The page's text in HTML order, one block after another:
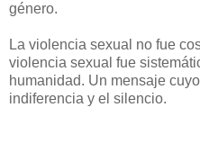
género.
La violencia sexual no fue
violencia sexual fue
humanidad. Un mensaje
indiferencia y el silencio.